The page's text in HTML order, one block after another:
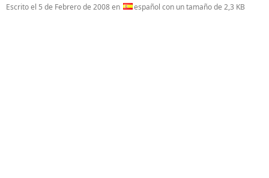
Escrito el 5 de Febrero de 2008en español con un tamaño de 2,3 KB